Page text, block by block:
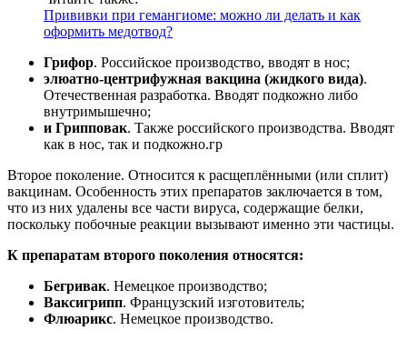
Прививки при гемангиоме: можно ли делать и как
оформить медотвод?
Грифор. Российское производство, вводят в нос;
элюатно-центрифужная вакцина (жидкого вида).
Отечественная разработка. Вводят подкожно либо
внутримышечно;
и Грипповак. Также российского производства. Вводят
как в нос, так и подкожно.гр
Второе поколение. Относится к расщеплёнными (или сплит)
вакцинам. Особенность этих препаратов заключается в том,
что из них удалены все части вируса, содержащие белки,
поскольку побочные реакции вызывают именно эти частицы.
К препаратам второго поколения относятся:
Бегривак. Немецкое производство;
Ваксигрипп. Французский изготовитель;
Флюарикс. Немецкое производство.